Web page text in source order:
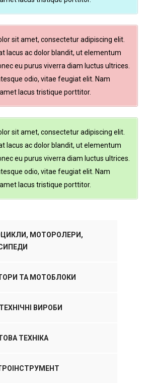
sit amet, consectetur adipiscing elit.
lacus ac dolor blandit, ut elementum
eu purus viverra diam luctus ultrices.
odio, vitae feugiat elit. Nam
lacus tristique porttitor.
sit amet, consectetur adipiscing elit.
lacus ac dolor blandit, ut elementum
eu purus viverra diam luctus ultrices.
odio, vitae feugiat elit. Nam
lacus tristique porttitor.
МОТОРОЛЕРИ,
ТА МОТОБЛОКИ
ВИРОБИ
ТЕХНІКА